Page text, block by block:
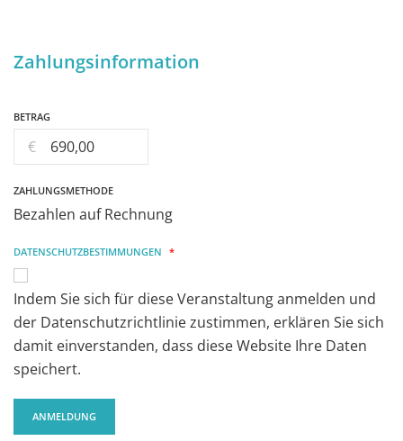
Zahlungsinformation
BETRAG
€
ZAHLUNGSMETHODE
Bezahlen auf Rechnung
DATENSCHUTZBESTIMMUNGEN *
Indem Sie sich für diese Veranstaltung anmelden und
der Datenschutzrichtlinie zustimmen, erklären Sie sich
damit einverstanden, dass diese Website Ihre Daten
speichert.